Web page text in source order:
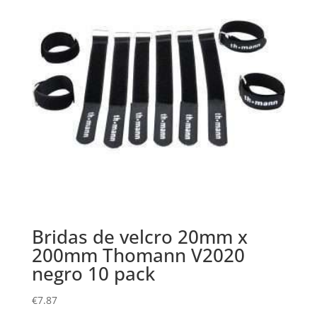
Bridas de velcro 20mm x
200mm Thomann V2020
negro 10 pack
€7.87